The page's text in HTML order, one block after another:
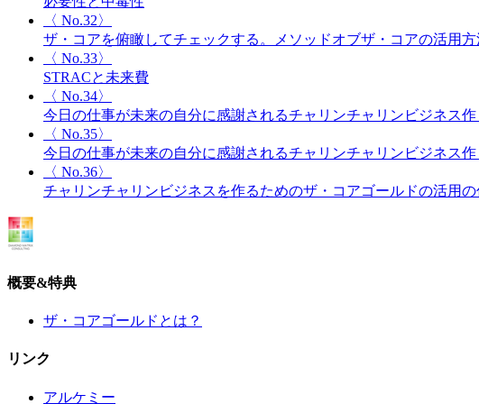
〈 No.32〉
ザ・コアを俯瞰してチェックする。メソッドオブザ・コアの活用方
〈 No.33〉
STRACと未来費
〈 No.34〉
今日の仕事が未来の自分に感謝されるチャリンチャリンビジネス作
〈 No.35〉
今日の仕事が未来の自分に感謝されるチャリンチャリンビジネス作
〈 No.36〉
チャリンチャリンビジネスを作るためのザ・コアゴールドの活用
概要&特典
ザ・コアゴールドとは？
リンク
アルケミー